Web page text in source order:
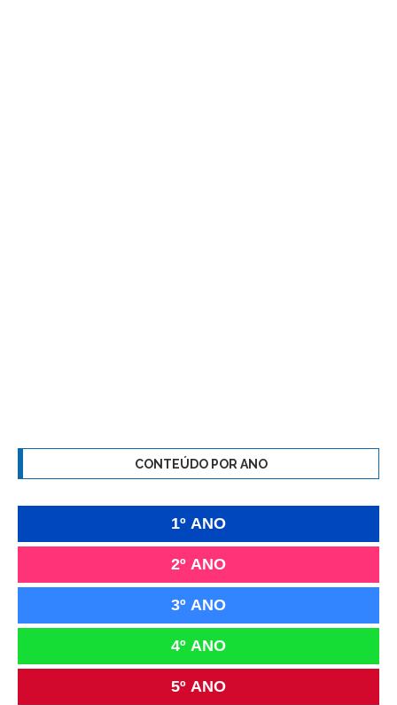
CONTEÚDO POR ANO
1º ANO
2º ANO
3º ANO
4º ANO
5º ANO